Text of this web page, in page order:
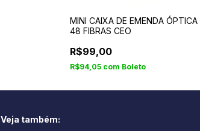
MINI CAIXA DE EMENDA
48 FIBRAS CEO
R$99,00
R$94,05 com Boleto
Veja também: